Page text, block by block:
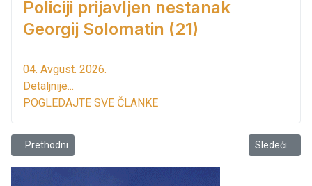
Policiji prijavljen nestanak
Georgij Solomatin (21)
04. Avgust. 2026.
Detaljnije...
POGLEDAJTE SVE ČLANKE
Prethodni članak: Milatović stupio na dužnost predsjednika
Prethodni Sledeći
Sledeći